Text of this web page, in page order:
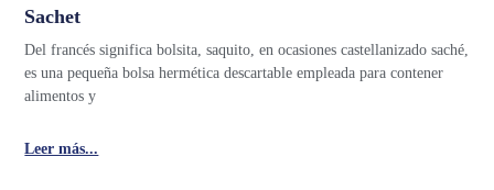
Sachet
Del francés significa bolsita, saquito, en ocasiones castellanizado saché,
es una pequeña bolsa hermética descartable empleada para contener
alimentos y
Leer más...